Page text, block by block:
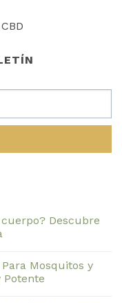
Descubre
Mosquitos y